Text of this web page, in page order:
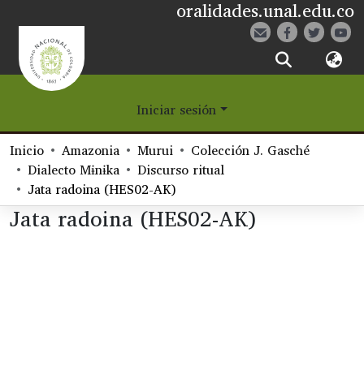
oralidades.unal.edu.co
¿Qué es Eetane?
Comunidades
Navegar
Estadísticas
Iniciar sesión
Inicio
Amazonia Murui
Colección J. Gasché
Dialecto Mɨnɨka
Discurso ritual
Jata radoina (HES02-AK)
Jata radoina (HES02-AK)